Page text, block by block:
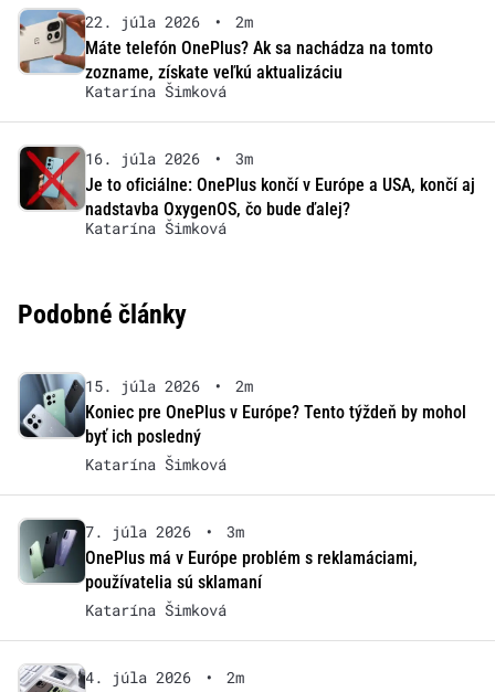
22. júla 2026 •
2m
Máte telefón OnePlus? Ak sa nachádza na tomto
zozname, získate veľkú aktualizáciu
Katarína Šimková
16. júla 2026 •
3m
Je to oficiálne: OnePlus končí v Európe a USA, končí aj
nadstavba OxygenOS, čo bude ďalej?
Katarína Šimková
Podobné články
15. júla 2026 •
2m
Koniec pre OnePlus v Európe? Tento týždeň by mohol
byť ich posledný
Katarína Šimková
7. júla 2026 •
3m
OnePlus má v Európe problém s reklamáciami,
používatelia sú sklamaní
Katarína Šimková
4. júla 2026 •
2m